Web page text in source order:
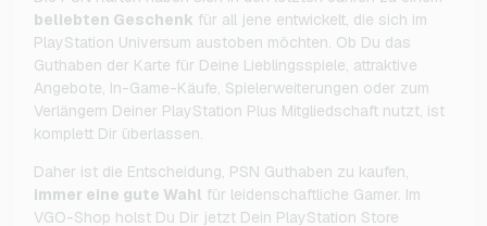
beliebten Geschenk für all jene entwickelt, die sich im
PlayStation Universum austoben möchten. Ob Du das
Guthaben der Karte für Deine Lieblingsspiele, attraktive
Angebote, In-Game-Käufe, Spielerweiterungen oder zum
Verlängern Deiner PlayStation Plus Mitgliedschaft nutzt, ist
komplett Dir überlassen.
Daher ist die Entscheidung, PSN Guthaben zu kaufen,
immer eine gute Wahl für leidenschaftliche Gamer. Im
VGO-Shop holst Du Dir jetzt Dein PlayStation Store